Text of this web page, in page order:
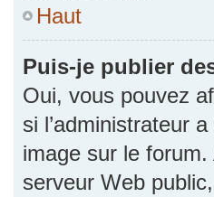
Haut
Puis-je publier
Oui, vous pouvez
si l’administrateur
image sur le
serveur Web